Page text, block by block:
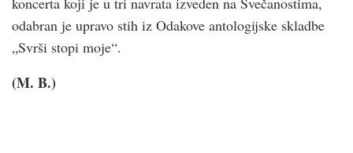
odabran je upravo stih iz Odakove antologijske skladbe
„Svrši stopi moje“.
(M. B.)